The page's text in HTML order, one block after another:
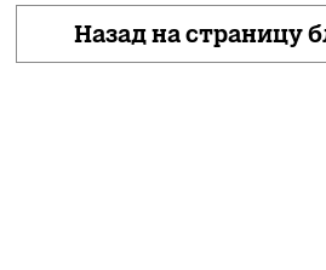
Назад на страницу